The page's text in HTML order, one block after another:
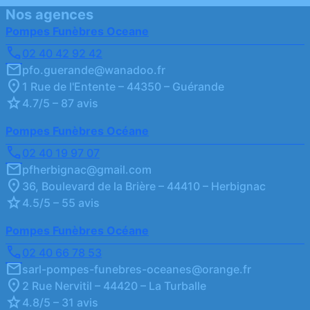
Nos agences
Pompes Funèbres Oceane
02 40 42 92 42
pfo.guerande@wanadoo.fr
1 Rue de l'Entente – 44350 – Guérande
4.7/5 – 87 avis
Pompes Funèbres Océane
02 40 19 97 07
pfherbignac@gmail.com
36, Boulevard de la Brière – 44410 – Herbignac
4.5/5 – 55 avis
Pompes Funèbres Océane
02 40 66 78 53
sarl-pompes-funebres-oceanes@orange.fr
2 Rue Nervitil – 44420 – La Turballe
4.8/5 – 31 avis